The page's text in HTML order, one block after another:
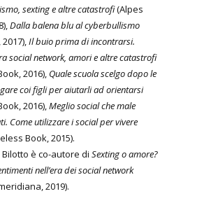
sexting e altre catastrofi(Alpes
Dalla balena blu al cyberbullismo
Il buio prima di incontrarsi.
social network, amori e altre catastrofi
2016), Quale scuola scelgo dopo le
coi figli per aiutarli ad orientarsi
2016), Meglio social che male
Come utilizzare i social per vivere
Book, 2015).
è co-autore di Sexting o amore?
nell’era dei social network
2019).